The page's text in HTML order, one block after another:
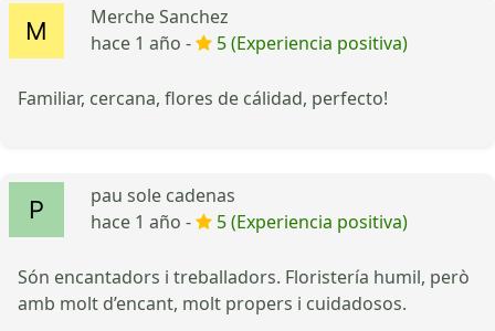
Merche Sanchez
hace 1 año -
5 (Experiencia positiva)
Familiar, cercana, flores de cálidad, perfecto!
pau sole cadenas
hace 1 año -
5 (Experiencia positiva)
Són encantadors i treballadors. Floristería humil, però
amb molt d’encant, molt propers i cuidadosos.